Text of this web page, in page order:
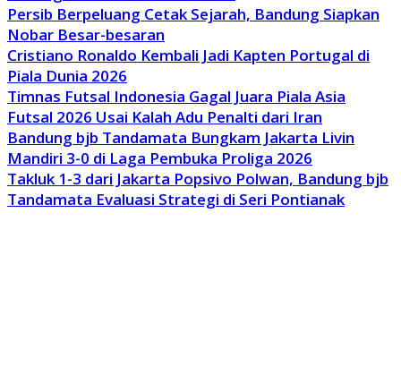
Persib Berpeluang Cetak Sejarah, Bandung Siapkan
Nobar Besar-besaran
Cristiano Ronaldo Kembali Jadi Kapten Portugal di
Piala Dunia 2026
Timnas Futsal Indonesia Gagal Juara Piala Asia
Futsal 2026 Usai Kalah Adu Penalti dari Iran
Bandung bjb Tandamata Bungkam Jakarta Livin
Mandiri 3-0 di Laga Pembuka Proliga 2026
Takluk 1-3 dari Jakarta Popsivo Polwan, Bandung bjb
Tandamata Evaluasi Strategi di Seri Pontianak